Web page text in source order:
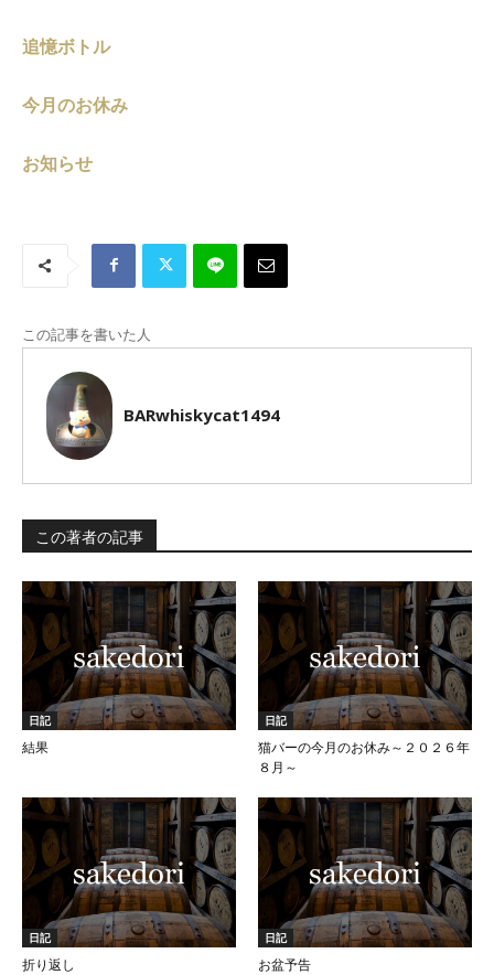
追憶ボトル
今月のお休み
お知らせ
この記事を書いた人
BARwhiskycat1494
この著者の記事
日記
結果
日記
猫バーの今月のお休み～２０２６年
８月～
日記
折り返し
日記
お盆予告